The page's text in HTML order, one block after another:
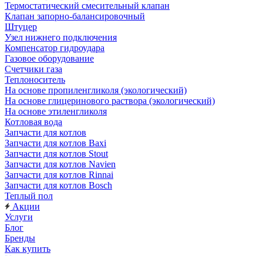
Термостатический смесительный клапан
Клапан запорно-балансировочный
Штуцер
Узел нижнего подключения
Компенсатор гидроудара
Газовое оборудование
Счетчики газа
Теплоноситель
На основе пропиленгликоля (экологический)
На основе глицеринового раствора (экологический)
На основе этиленгликоля
Котловая вода
Запчасти для котлов
Запчасти для котлов Baxi
Запчасти для котлов Stout
Запчасти для котлов Navien
Запчасти для котлов Rinnai
Запчасти для котлов Bosch
Теплый пол
Акции
Услуги
Блог
Бренды
Как купить